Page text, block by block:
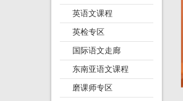
英语文课程
英检专区
国际语文走廊
东南亚语文课程
磨课师专区